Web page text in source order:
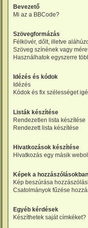
Bevezető
Mi az a BBCode?
Szövegformázás
Félkövér, dőlt, illetve
Szöveg színének vagy
Használhatok egyszerre
Idézés és kódok
Idézés
Kódok és fix szélességet
Listák készítése
Rendezetlen lista készítése
Rendezett lista készítése
Hivatkozások készítése
Hivatkozás egy másik
Képek a hozzászólásokban
Kép beszúrása
Csatolmányok fűzése
Egyéb kérdések
Készíthetek saját címkéket?